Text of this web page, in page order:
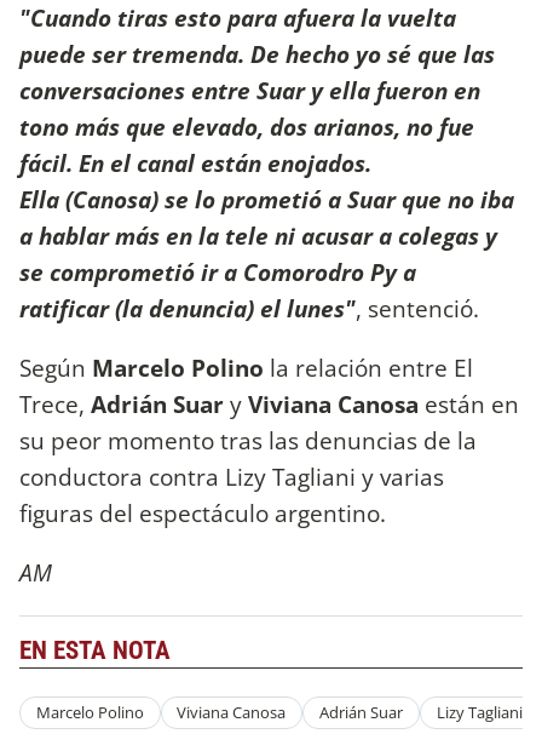
"Cuando tiras esto para afuera la vuelta
puede ser tremenda. De hecho yo sé que las
conversaciones entre Suar y ella fueron en
tono más que elevado, dos arianos, no fue
fácil. En el canal están enojados.
Ella (Canosa) se lo prometió a Suar que no iba
a hablar más en la tele ni acusar a colegas y
se comprometió ir a Comorodro Py a
ratificar (la denuncia) el lunes", sentenció.
Según Marcelo Polino la relación entre El
Trece, Adrián SuaryViviana Canosa están en
su peor momento tras las denuncias de la
conductora contra Lizy Tagliani y varias
figuras del espectáculo argentino.
AM
EN ESTA NOTA
Marcelo Polino Viviana Canosa Adrián Suar Lizy Tagliani